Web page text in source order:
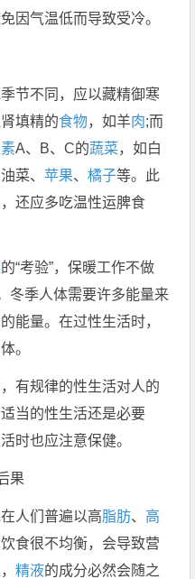
因气温低而导致受冷。
节不同，应以藏精御寒
填精的食物，如羊肉;而
A、B、C的蔬菜，如白
菜、苹果、橘子等。此
还应多吃温性运脾食
的“考验”，保暖工作不做
冬季人体需要许多能量来
能量。在过性生活时，
。
有规律的性生活对人的
当的性生活还是必要
时也应注意保健。
果
人们普遍以高脂肪、 高
食很不均衡，会导致营
精液的成分必然会随之